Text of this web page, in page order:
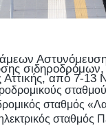
από 7-13
σταθμός
σταθμός